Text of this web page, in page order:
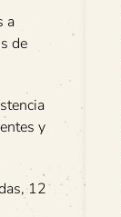
a
de
y
12